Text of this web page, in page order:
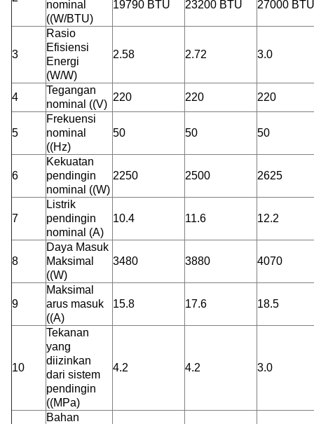
nominal
((W/BTU)
19790 BTU 23200 BTU 27000 BTU
3
Rasio
Efisiensi
Energi
(W/W)
2.58 2.72 3.0
4
Tegangan
nominal ((V)
220 220 220
5
Frekuensi
nominal
((Hz)
50 50 50
6
Kekuatan
pendingin
nominal ((W)
2250 2500 2625
7
Listrik
pendingin
nominal (A)
10.4 11.6 12.2
8
Daya Masuk
Maksimal
((W)
3480 3880 4070
9
Maksimal
arus masuk
((A)
15.8 17.6 18.5
10
Tekanan
yang
diizinkan
dari sistem
pendingin
((MPa)
4.2 4.2 3.0
Bahan